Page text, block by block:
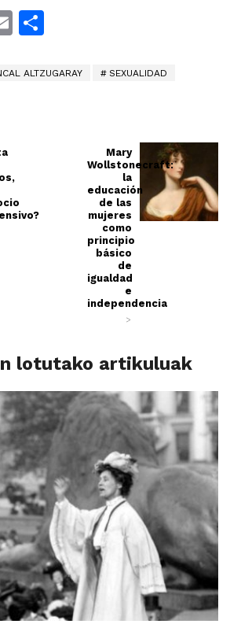
Email
ALTZUGARAY SEXUALIDAD
Mary
Wollstonecraft:
la
educación
de las
mujeres
como
principio
básico
de
igualdad
e
independencia
>
lotutako artikuluak